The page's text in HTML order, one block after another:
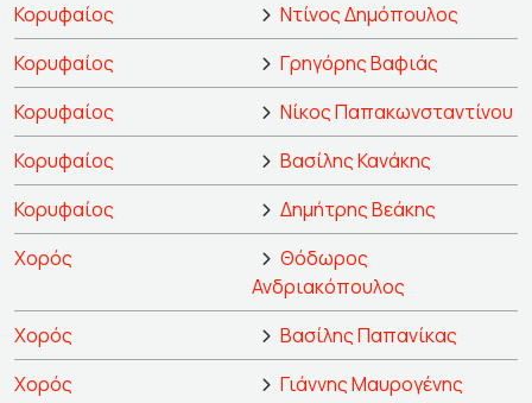
Κορυφαίος
Ντίνος Δημόπουλος
Κορυφαίος
Γρηγόρης Βαφιάς
Κορυφαίος
Νίκος Παπακωνσταντίνου
Κορυφαίος
Βασίλης Κανάκης
Κορυφαίος
Δημήτρης Βεάκης
Χορός
Θόδωρος
Ανδριακόπουλος
Χορός
Βασίλης Παπανίκας
Χορός
Γιάννης Μαυρογένης